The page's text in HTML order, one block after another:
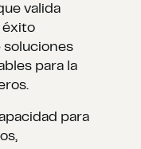
valida
éxito
soluciones
para la
para